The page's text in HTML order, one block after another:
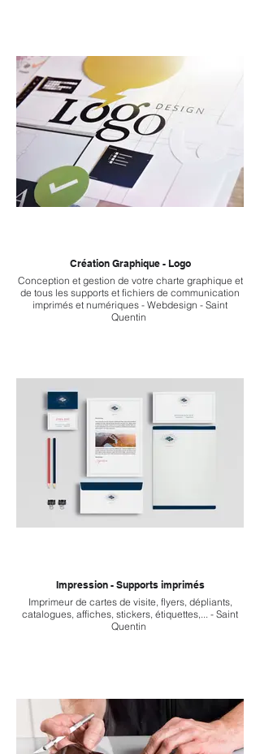
Création Graphique - Logo
Conception et gestion de votre charte graphique et
de tous les supports et fichiers de communication
imprimés et numériques - Webdesign - Saint
Quentin
Impression - Supports imprimés
Imprimeur de cartes de visite, flyers, dépliants,
catalogues, affiches, stickers, étiquettes,... - Saint
Quentin